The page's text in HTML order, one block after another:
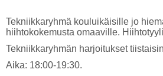
Tekniikkaryhmä kouluikäisille jo
hiihtokokemusta omaaville.
Tekniikkaryhmän harjoitukset
Aika: 18:00-19:30.